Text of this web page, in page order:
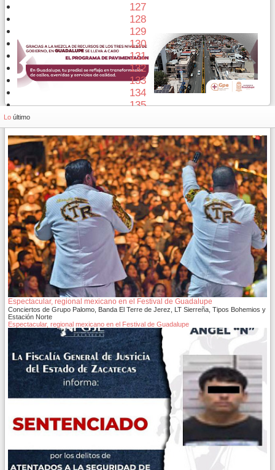
127
128
129
130
131
132
133
134
135
Lo último
Espectacular, regional mexicano en el Festival de Guadalupe
Conciertos de Grupo Palomo, Banda El Terre de Jerez, LT Sierreña, Tipos Bohemios y
Estación Norte
Espectacular, regional mexicano en el Festival de Guadalupe